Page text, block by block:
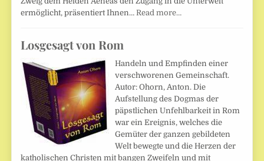
ermöglicht, präsentiert Ihnen… Read more…
Losgesagt von Rom
Handeln und Empfinden einer
verschworenen Gemeinschaft.
Autor: Ohorn, Anton. Die
Aufstellung des Dogmas der
päpstlichen Unfehlbarkeit in Rom
war ein Ereignis, welches die
Gemüter der ganzen gebildeten
Welt bewegte und die Herzen der
katholischen Christen mit bangen Zweifeln und mit